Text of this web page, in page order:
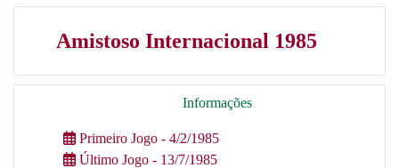
Amistoso Internacional 1985
Informações
Primeiro Jogo - 4/2/1985
Último Jogo - 13/7/1985